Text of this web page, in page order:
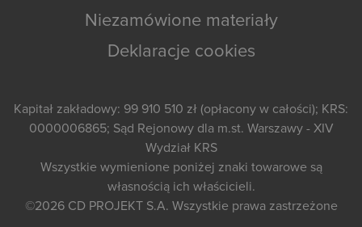
Niezamówione materiały
Deklaracje cookies
Kapitał zakładowy: 99 910 510 zł (opłacony w całości); KRS:
0000006865; Sąd Rejonowy dla m.st. Warszawy - XIV
Wydział KRS
Wszystkie wymienione poniżej znaki towarowe są
własnością ich właścicieli.
©2026 CD PROJEKT S.A. Wszystkie prawa zastrzeżone